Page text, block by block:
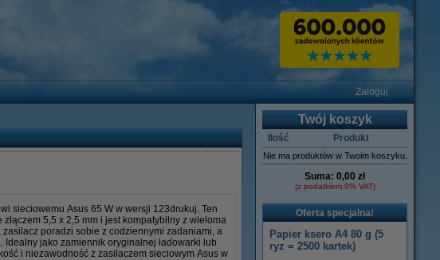
Zaloguj
sieciowemu Asus 65 W w wersji 123drukuj. Ten
5,5 x 2,5 mm i jest kompatybilny z wieloma
poradzi sobie z codziennymi zadaniami, a
Idealny jako zamiennik oryginalnej ładowarki lub
i niezawodność z zasilaczem sieciowym Asus w
Twój koszyk
Ilość Produkt
Nie ma produktów w Twoim koszyku.
Suma: 0,00 zł
(z podatkiem 0% VAT)
Oferta specjalna!
Papier ksero A4 80 g (5
ryz = 2500 kartek)